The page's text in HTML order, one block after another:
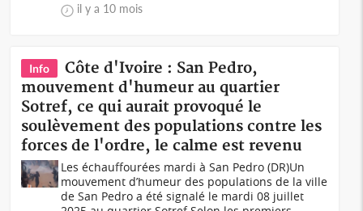
il y a 10 mois
Info
Côte d'Ivoire : San Pedro,
mouvement d'humeur au quartier
Sotref, ce qui aurait provoqué le
soulèvement des populations contre les
forces de l'ordre, le calme est revenu
Les échauffourées mardi à San Pedro (DR)Un
mouvement d’humeur des populations de la ville
de San Pedro a été signalé le mardi 08 juillet